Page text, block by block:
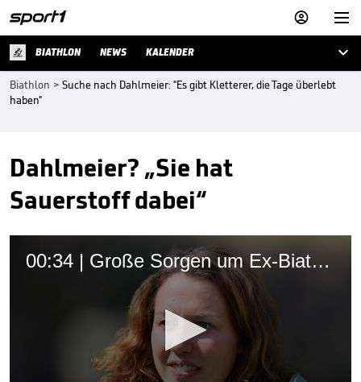


BIATHLON NEWS KALENDER 
Biathlon > Suche nach Dahlmeier: "Es gibt Kletterer, die Tage überlebt
haben"
Dahlmeier? „Sie hat
Sauerstoff dabei“
00:34 | Große Sorgen um Ex-Biathletin Laura Dahlmeier